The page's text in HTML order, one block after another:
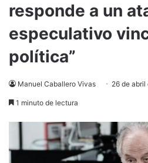
responde a un
especulativo
política”
Manuel Caballero Vivas 26 de
1 minuto de lectura